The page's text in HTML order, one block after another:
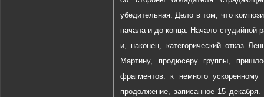
убедительная. Дело в том, что
начала и до конца. Начало студийной
и, наконец, категорический отказ
Мартину, продюсеру группы,
фрагментов: к немного
продолжение, записанное 15